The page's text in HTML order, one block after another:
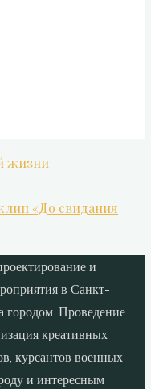
жизни
«До свидания
и
в Санкт-
городом. Проведение
креативных
курсантов военных
и интересным